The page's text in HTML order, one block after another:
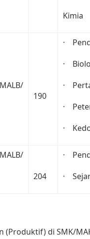
Kimia
190
·
·
·
·
·
204
·
·
(Produktif) di SMK/